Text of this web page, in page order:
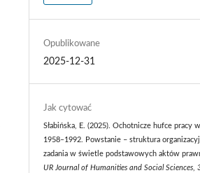
Opublikowane
2025-12-31
Jak cytować
Słabińska, E. (2025). Ochotnicze hufce pracy
1958‒1992. Powstanie – struktura
zadania w świetle podstawowych aktów
UR Journal of Humanities and Social Sciences ,